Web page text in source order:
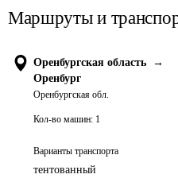
Маршруты и
Оренбургская область
→
Оренбург
Оренбургская обл.
Кол-во машин: 1
Варианты транспорта
тентованный